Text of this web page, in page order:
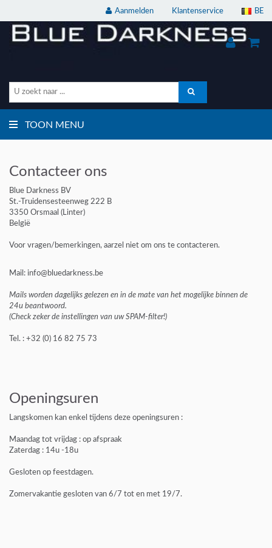
BE
Klantenservice
Aanmelden
TOON MENU
Contacteer ons
Blue Darkness BV
St.-Truidensesteenweg 222 B
3350 Orsmaal (Linter)
België
Voor vragen/bemerkingen, aarzel niet om ons te contacteren.
Mail: info@bluedarkness.be
Mails worden dagelijks gelezen en in de mate van het mogelijke binnen de
24u beantwoord.
(Check zeker de instellingen van uw SPAM-filter!)
Tel. : +32 (0) 16 82 75 73
Openingsuren
Langskomen kan enkel tijdens deze openingsuren :
Maandag tot vrijdag : op afspraak
Zaterdag : 14u -18u
Gesloten op feestdagen.
Zomervakantie gesloten van 6/7 tot en met 19/7.